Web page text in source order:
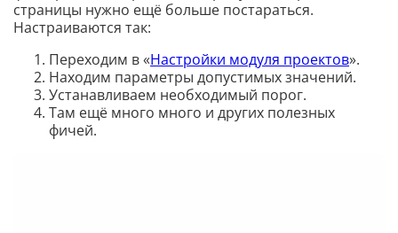
страницы нужно ещё больше постараться.
Настраиваются так:
Переходим в «Настройки модуля проектов».
Находим параметры допустимых значений.
Устанавливаем необходимый порог.
Там ещё много много и других полезных
фичей.